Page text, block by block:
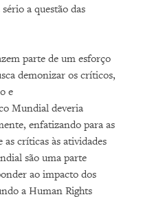
a questão das
parte de um esforço
demonizar os críticos,
e
Mundial deveria
enfatizando para as
as críticas às atividades
são uma parte
ao impacto dos
a Human Rights